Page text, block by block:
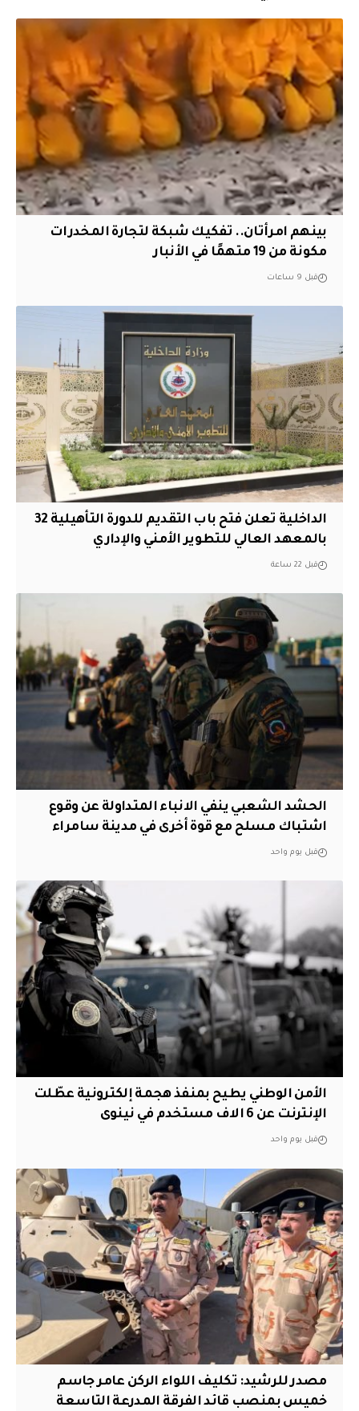
بينهم امرأتان.. تفكيك شبكة لتجارة المخدرات
مكونة من 19 متهمًا في الأنبار
قبل 9 ساعات
الداخلية تعلن فتح باب التقديم للدورة التأهيلية 32
بالمعهد العالي للتطوير الأمني والإداري
قبل 22 ساعة
الحشد الشعبي ينفي الانباء المتداولة عن وقوع
اشتباك مسلح مع قوة أخرى في مدينة سامراء
قبل يوم واحد
الأمن الوطني يطيح بمنفذ هجمة إلكترونية عطّلت
الإنترنت عن 6 الاف مستخدم في نينوى
قبل يوم واحد
مصدر للرشيد: تكليف اللواء الركن عامر جاسم
خميس بمنصب قائد الفرقة المدرعة التاسعة